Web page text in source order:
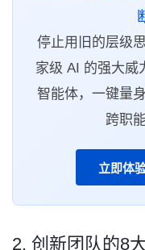
停止用旧的层级
家级 AI 的强大威
智能体，一键量
跨职
立即体
2. 创新团队的8